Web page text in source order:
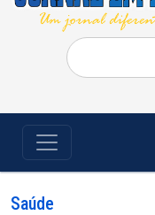
Pesquisar
por:
Saúde